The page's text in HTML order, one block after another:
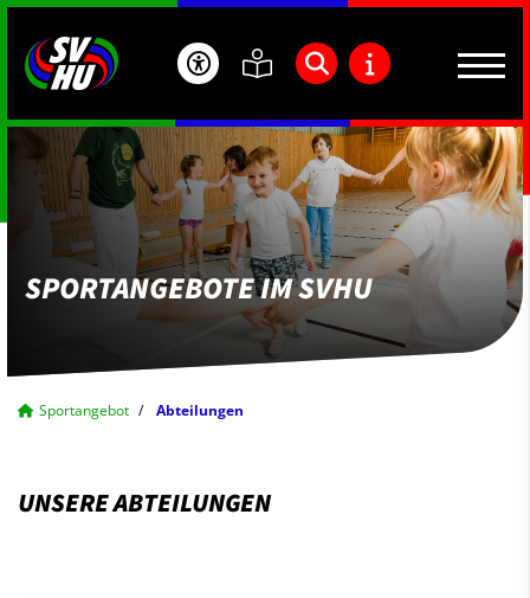
SPORTANGEBOTE IM SVHU
Sportangebot Abteilungen
UNSERE ABTEILUNGEN